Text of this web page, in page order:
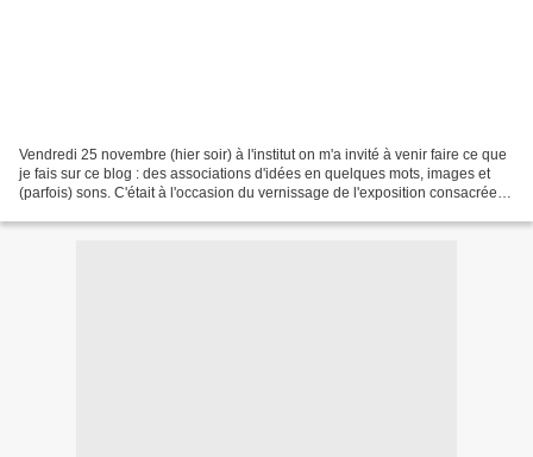
Vendredi 25 novembre (hier soir) à l'institut on m'a invité à venir faire ce que
je fais sur ce blog : des associations d'idées en quelques mots, images et
(parfois) sons. C'était à l'occasion du vernissage de l'exposition consacrée